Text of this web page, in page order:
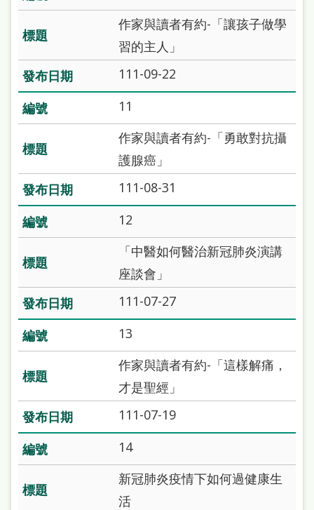
站
資
料
開
宣
告
著
作
權
權
處
理
聯
我
們
作家與讀者有約-「讓孩子做學
習的主人」
111-09-22
11
作家與讀者有約-「勇敢對抗攝
護腺癌」
111-08-31
12
「中醫如何醫治新冠肺炎演講
座談會」
111-07-27
13
作家與讀者有約-「這樣解痛，
才是聖經」
111-07-19
14
新冠肺炎疫情下如何過健康生
活